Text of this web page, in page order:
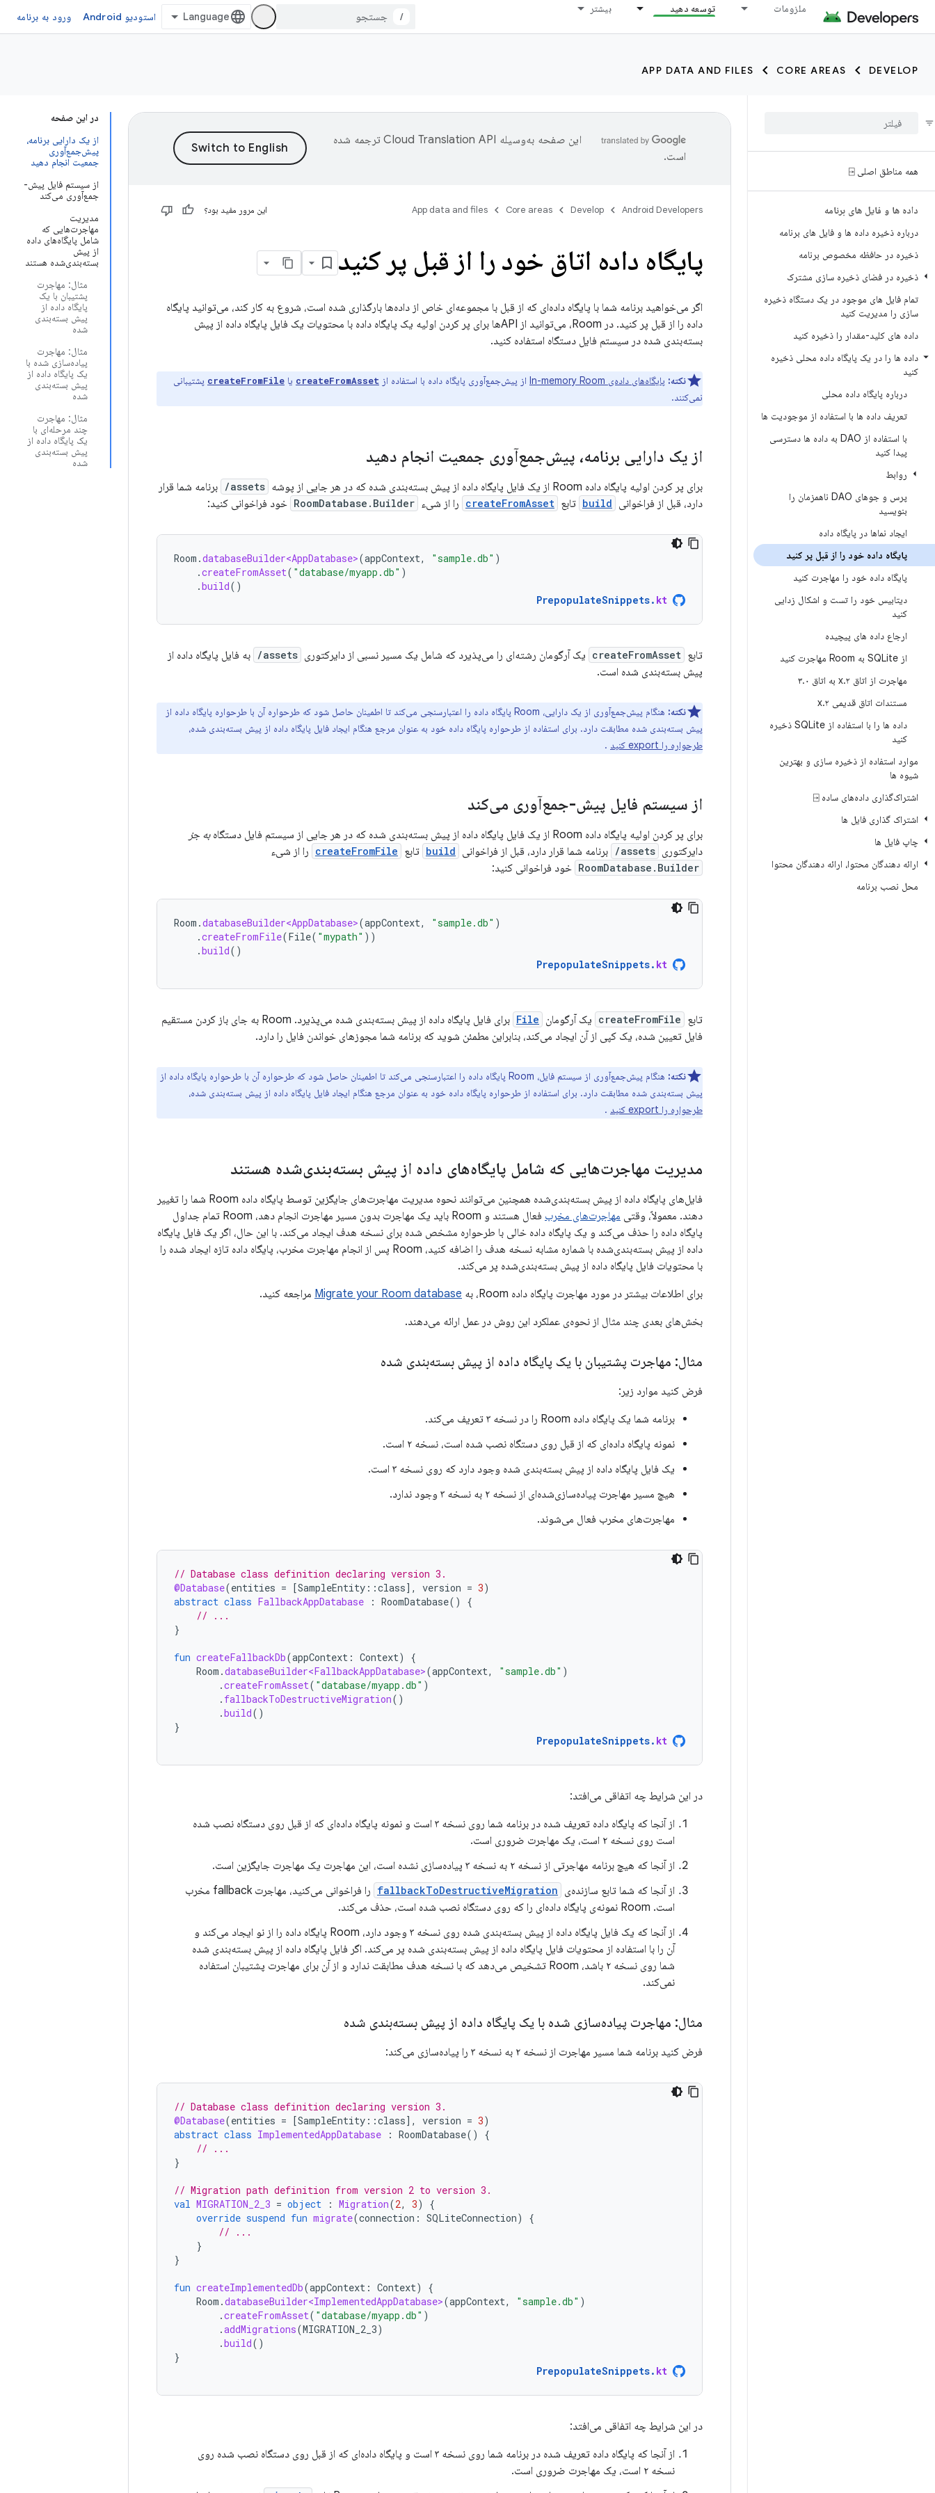
ملزومات توسعه دهید بیشتر
/ استودیو Android ورود به برنامه
DEVELOP
CORE AREAS
APP DATA AND FILES
همه مناطق اصلی ⍈
داده ها و فایل های برنامه
درباره ذخیره داده ها و فایل های برنامه
ذخیره در حافظه مخصوص برنامه
ذخیره در فضای ذخیره سازی مشترک
تمام فایل های موجود در یک دستگاه ذخیره
سازی را مدیریت کنید
داده های کلید-مقدار را ذخیره کنید
داده ها را در یک پایگاه داده محلی ذخیره
کنید
درباره پایگاه داده محلی
تعریف داده ها با استفاده از موجودیت ها
با استفاده از DAO به داده ها دسترسی
پیدا کنید
روابط
پرس و جوهای DAO ناهمزمان را
بنویسید
ایجاد نماها در پایگاه داده
پایگاه داده خود را از قبل پر کنید
پایگاه داده خود را مهاجرت کنید
دیتابیس خود را تست و اشکال زدایی
کنید
ارجاع داده های پیچیده
از SQLite به Room مهاجرت کنید
مهاجرت از اتاق ۲
.x به اتاق ۳ .۰
مستندات اتاق قدیمی ۲
.
x
داده ها را با استفاده از SQLite ذخیره
کنید
موارد استفاده از ذخیره سازی و بهترین
شیوه ها
اشتراک‌گذاری داده‌های ساده ⍈
اشتراک گذاری فایل ها
چاپ فایل ها
ارائه دهندگان محتوا، ارائه دهندگان محتوا
محل نصب برنامه
در این صفحه
از یک دارایی برنامه،
پیش‌جمع‌آوری
جمعیت انجام دهید
از سیستم فایل پیش-
جمع‌آوری می‌کند
مدیریت
مهاجرت‌هایی که
شامل پایگاه‌های داده
از پیش
بسته‌بندی‌شده هستند
مثال: مهاجرت
پشتیبان با یک
پایگاه داده از
پیش بسته‌بندی
شده
مثال: مهاجرت
پیاده‌سازی شده با
یک پایگاه داده از
پیش بسته‌بندی
شده
مثال: مهاجرت
چند مرحله‌ای با
یک پایگاه داده از
پیش بسته‌بندی
شده
این صفحه به‌وسیله
ترجمه شده
است.
Android Developers
Develop
Core areas
App data and files این مرور مفید بود؟
پایگاه داده اتاق خود را از قبل پر کنید
اگر می‌خواهید برنامه شما با پایگاه داده‌ای که از قبل با مجموعه‌ای خاص از داده‌ها بارگذاری شده است، شروع به کار کند، می‌توانید پایگاه
داده را از قبل پر کنید. در Room، می‌توانید از APIها برای پر کردن اولیه یک پایگاه داده با محتویات یک فایل پایگاه داده از پیش
بسته‌بندی شده در سیستم فایل دستگاه استفاده کنید.
نکته: پایگاه‌های داده‌ی In-memory Room از پیش‌جمع‌آوری پایگاه داده با استفاده از createFromAsset یا createFromFile پشتیبانی
نمی‌کنند.
از یک دارایی برنامه، پیش‌جمع‌آوری جمعیت انجام دهید
برای پر کردن اولیه پایگاه داده Room از یک فایل پایگاه داده از پیش بسته‌بندی شده که در هر جایی از پوشه assets/
برنامه شما قرار
دارد، قبل از فراخوانی build تابع createFromAsset را از شیء RoomDatabase.Builder خود فراخوانی کنید:
Room .databaseBuilder<AppDatabase>(appContext, "sample.db" )
.createFromAsset( "database/myapp.db" )
.build()
PrepopulateSnippets. kt
تابع createFromAsset یک آرگومان رشته‌ای را می‌پذیرد که شامل یک مسیر نسبی از دایرکتوری assets/
به فایل پایگاه داده از
پیش بسته‌بندی شده است.
نکته:
هنگام پیش‌جمع‌آوری از یک دارایی، Room پایگاه داده را اعتبارسنجی می‌کند تا اطمینان حاصل شود که طرحواره آن با طرحواره پایگاه داده از
پیش بسته‌بندی شده مطابقت دارد. برای استفاده از طرحواره پایگاه داده خود به عنوان مرجع هنگام ایجاد فایل پایگاه داده از پیش بسته‌بندی شده،
طرحواره را export کنید
.
از سیستم فایل پیش-جمع‌آوری می‌کند
برای پر کردن اولیه پایگاه داده Room از یک فایل پایگاه داده از پیش بسته‌بندی شده که در هر جایی از سیستم فایل دستگاه
به جز
دایرکتوری assets/ برنامه شما قرار دارد، قبل از فراخوانی build تابع createFromFile را از شیء
RoomDatabase.Builder خود فراخوانی کنید:
Room .databaseBuilder<AppDatabase>(appContext, "sample.db" )
.createFromFile(File( "mypath" ))
.build()
PrepopulateSnippets. kt
تابع createFromFile یک آرگومان File
برای فایل پایگاه داده از پیش بسته‌بندی شده می‌پذیرد. Room به جای باز کردن مستقیم
فایل تعیین شده، یک کپی از آن ایجاد می‌کند، بنابراین مطمئن شوید که برنامه شما مجوزهای خواندن فایل را دارد.
نکته:
هنگام پیش‌جمع‌آوری از سیستم فایل، Room پایگاه داده را اعتبارسنجی می‌کند تا اطمینان حاصل شود که طرحواره آن با طرحواره پایگاه داده از
پیش بسته‌بندی شده مطابقت دارد. برای استفاده از طرحواره پایگاه داده خود به عنوان مرجع هنگام ایجاد فایل پایگاه داده از پیش بسته‌بندی شده،
طرحواره را export کنید
.
مدیریت مهاجرت‌هایی که شامل پایگاه‌های داده از پیش بسته‌بندی‌شده هستند
فایل‌های پایگاه داده از پیش بسته‌بندی‌شده همچنین می‌توانند نحوه مدیریت مهاجرت‌های جایگزین توسط پایگاه داده Room شما را تغییر
دهند. معمولاً، وقتی مهاجرت‌های مخرب
فعال هستند و Room باید یک مهاجرت بدون مسیر مهاجرت انجام دهد، Room تمام جداول
پایگاه داده را حذف می‌کند و یک پایگاه داده خالی با طرحواره مشخص شده برای نسخه هدف ایجاد می‌کند. با این حال، اگر یک فایل پایگاه
داده از پیش بسته‌بندی‌شده با شماره مشابه نسخه هدف را اضافه کنید، Room پس از انجام مهاجرت مخرب، پایگاه داده تازه ایجاد شده را
با محتویات فایل پایگاه داده از پیش بسته‌بندی‌شده پر می‌کند.
برای اطلاعات بیشتر در مورد مهاجرت پایگاه داده Room، به
Migrate your Room database مراجعه کنید.
بخش‌های بعدی چند مثال از نحوه‌ی عملکرد این روش در عمل ارائه می‌دهند.
مثال: مهاجرت پشتیبان با یک پایگاه داده از پیش بسته‌بندی شده
فرض کنید موارد زیر:
برنامه شما یک پایگاه داده Room را در نسخه ۳ تعریف می‌کند.
نمونه پایگاه داده‌ای که از قبل روی دستگاه نصب شده است، نسخه ۲ است.
یک فایل پایگاه داده از پیش بسته‌بندی شده وجود دارد که روی نسخه ۳ است.
هیچ مسیر مهاجرت پیاده‌سازی‌شده‌ای از نسخه ۲ به نسخه ۳ وجود ندارد.
مهاجرت‌های مخرب فعال می‌شوند.
// Database class definition declaring version 3.
@Database(entities = [SampleEntity ::class] , version = 3)
abstract class FallbackAppDatabase : RoomDatabase()
{
// ...
}
fun createFallbackDb(appContext : Context)
{
Room .databaseBuilder<FallbackAppDatabase>(appContext, "sample.db" )
.createFromAsset( "database/myapp.db" )
. fallbackToDestructiveMigration()
.build()
}
PrepopulateSnippets. kt
در این شرایط چه اتفاقی می‌افتد:
از آنجا که پایگاه داده تعریف شده در برنامه شما روی نسخه ۳ است و نمونه پایگاه داده‌ای که از قبل روی دستگاه نصب شده
است روی نسخه ۲ است، یک مهاجرت ضروری است.
از آنجا که هیچ برنامه مهاجرتی از نسخه ۲ به نسخه ۳ پیاده‌سازی نشده است، این مهاجرت یک مهاجرت جایگزین است.
از آنجا که شما تابع سازنده‌ی fallbackToDestructiveMigration
را فراخوانی می‌کنید، مهاجرت fallback مخرب
است. Room نمونه‌ی پایگاه داده‌ای را که روی دستگاه نصب شده است، حذف می‌کند.
از آنجا که یک فایل پایگاه داده از پیش بسته‌بندی شده روی نسخه ۳ وجود دارد، Room پایگاه داده را از نو ایجاد می‌کند و
آن را با استفاده از محتویات فایل پایگاه داده از پیش بسته‌بندی شده پر می‌کند. اگر فایل پایگاه داده از پیش بسته‌بندی شده
شما روی نسخه ۲ باشد، Room تشخیص می‌دهد که با نسخه هدف مطابقت ندارد و از آن برای مهاجرت پشتیبان استفاده
نمی‌کند.
مثال: مهاجرت پیاده‌سازی شده با یک پایگاه داده از پیش بسته‌بندی شده
فرض کنید برنامه شما مسیر مهاجرت از نسخه ۲ به نسخه ۳ را پیاده‌سازی می‌کند:
// Database class definition declaring version 3.
@Database(entities = [SampleEntity ::class] , version = 3)
abstract class ImplementedAppDatabase : RoomDatabase()
{
// ...
}
// Migration path definition from version 2 to version 3.
val MIGRATION_2_3 = object : Migration(2, 3)
{
override suspend fun migrate(connection : SQLiteConnection)
{
// ...
}
}
fun createImplementedDb(appContext : Context)
{
Room .databaseBuilder<ImplementedAppDatabase>(appContext, "sample.db" )
.createFromAsset( "database/myapp.db" )
.addMigrations(MIGRATION_2_3)
.build()
}
PrepopulateSnippets. kt
در این شرایط چه اتفاقی می‌افتد:
از آنجا که پایگاه داده تعریف شده در برنامه شما روی نسخه ۳ است و پایگاه داده‌ای که از قبل روی دستگاه نصب شده روی
نسخه ۲ است، یک مهاجرت ضروری است.